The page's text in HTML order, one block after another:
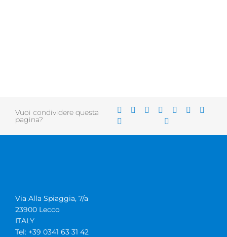
Vuoi condividere questa
pagina?
Via Alla Spiaggia, 7/a
23900 Lecco
ITALY
Tel: +39 0341 63 31 42